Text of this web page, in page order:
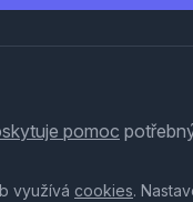
pomoc
využívá cookies.